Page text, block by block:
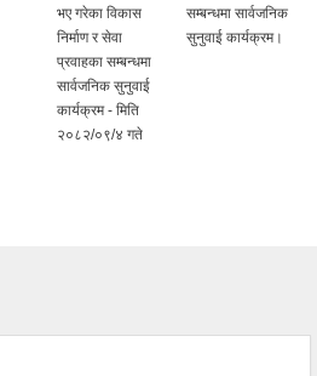
भए गरेका विकास
निर्माण र सेवा
प्रवाहका सम्बन्धमा
सार्वजनिक सुनुवाई
कार्यक्रम - मिति
२०८२/०९/४ गते
सम्बन्धमा सार्वजनिक
सुनुवाई कार्यक्रम।